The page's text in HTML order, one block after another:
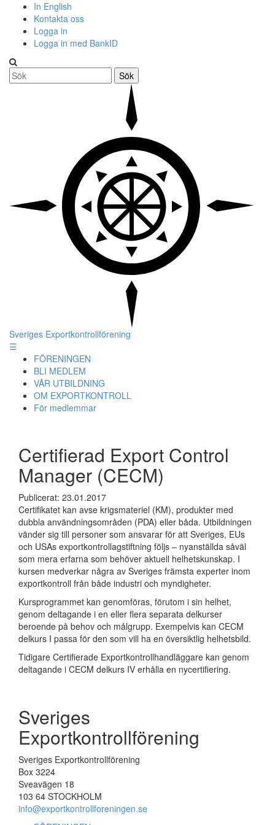
In English
Kontakta oss
Logga in
Logga in med BankID
Sök
Sveriges Exportkontrollförening
☰
FÖRENINGEN
BLI MEDLEM
VÅR UTBILDNING
OM EXPORTKONTROLL
För medlemmar
Certifierad Export Control
Manager (CECM)
Publicerat: 23.01.2017
Certifikatet kan avse krigsmateriel (KM), produkter med
dubbla användningsområden (PDA) eller båda. Utbildningen
vänder sig till personer som ansvarar för att Sveriges, EUs
och USAs exportkontrollagstiftning följs – nyanställda såväl
som mera erfarna som behöver aktuell helhetskunskap. I
kursen medverkar några av Sveriges främsta experter inom
exportkontroll från både industri och myndigheter.
Kursprogrammet kan genomföras, förutom i sin helhet,
genom deltagande i en eller flera separata delkurser
beroende på behov och målgrupp. Exempelvis kan CECM
delkurs I passa för den som vill ha en översiktlig helhetsbild.
Tidigare Certifierade Exportkontrollhandläggare kan genom
deltagande i CECM delkurs IV erhålla en nycertifiering.
Sveriges
Exportkontrollförening
Sveriges Exportkontrollförening
Box 3224
Sveavägen 18
103 64 STOCKHOLM
info@exportkontrollforeningen.se